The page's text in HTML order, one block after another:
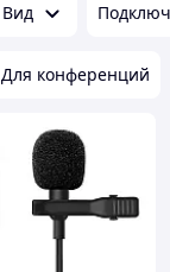
Вид
Для конференций